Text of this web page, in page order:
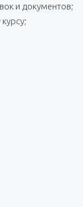
и документов;